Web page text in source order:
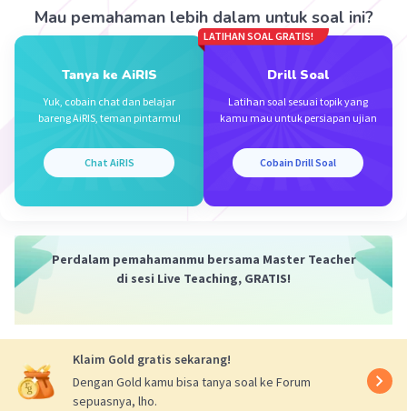
Beri Rating (1 Balas
Mau pemahaman lebih dalam untuk soal ini?
Tanya ke AiRIS
Yuk, cobain chat dan belajar
bareng AiRIS, teman pintarmu!
Chat AiRIS
LATIHAN SOAL GRATIS!
Drill Soal
Latihan soal sesuai topik yang
kamu mau untuk persiapan ujian
Cobain Drill Soal
Perdalam pemahamanmu bersama Master Teacher
di sesi Live Teaching, GRATIS!
Klaim Gold gratis sekarang!
Dengan Gold kamu bisa tanya soal ke Forum
sepuasnya, lho.